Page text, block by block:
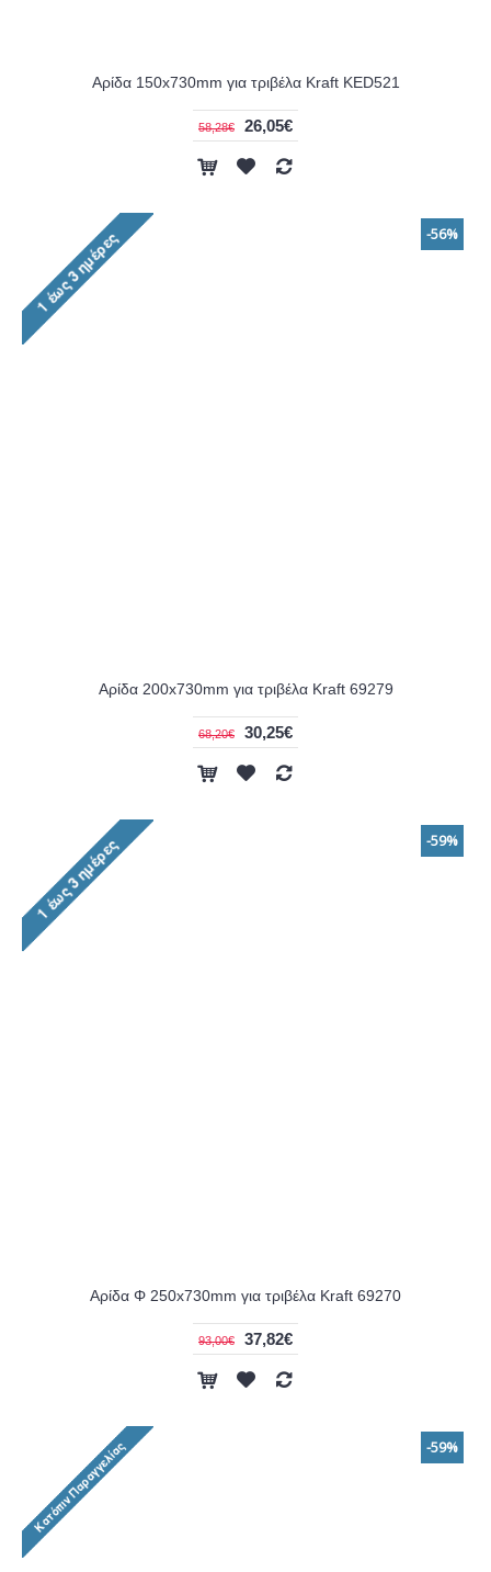
Αρίδα 150x730mm για τριβέλα Kraft KED521
58,28€ 26,05€
-56%
Αρίδα 200x730mm για τριβέλα Kraft 69279
68,20€ 30,25€
-59%
Αρίδα Φ 250x730mm για τριβέλα Kraft 69270
93,00€ 37,82€
-59%